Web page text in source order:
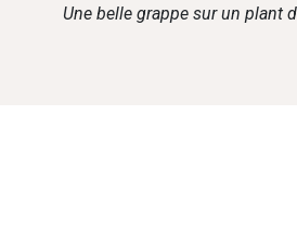
Une belle grappe sur un plant